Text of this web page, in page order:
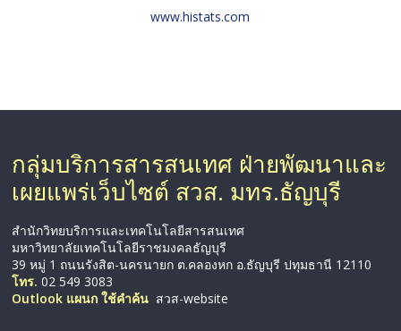
www.histats.com
กลุ่มบริการสารสนเทศ ฝ่ายพัฒนาและ
เผยแพร่เว็บไซต์ สวส. มทร.ธัญบุรี
สำนักวิทยบริการและเทคโนโลยีสารสนเทศ
มหาวิทยาลัยเทคโนโลยีราชมงคลธัญบุรี
39 หมู่ 1 ถนนรังสิต-นครนายก ต.คลองหก อ.ธัญบุรี ปทุมธานี 12110
โทร. 02 549 3083
Outlook แผนก ใช้คำค้น สวส-website